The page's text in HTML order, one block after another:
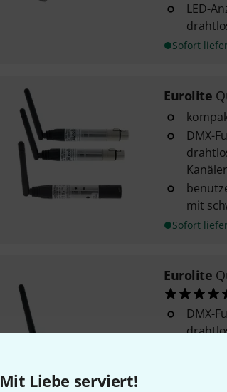
Mit Liebe serviert!
LED-
Sofort
Eurolite
DMX-
mit
Sofort
Eurolite
DMX-